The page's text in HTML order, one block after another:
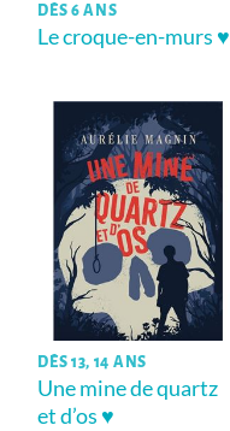
DÈS 6 ANS
Le croque-en-murs ♥
DÈS 13, 14 ANS
Une mine de quartz
et d’os ♥